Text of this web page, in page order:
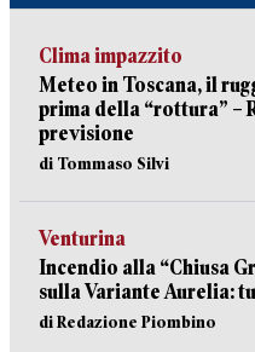
Clima impazzito
Meteo in Toscana, il
prima della “rottura” –
previsione
di Tommaso Silvi
Venturina
Incendio alla “Chiusa
sulla Variante Aurelia:
di Redazione Piombino